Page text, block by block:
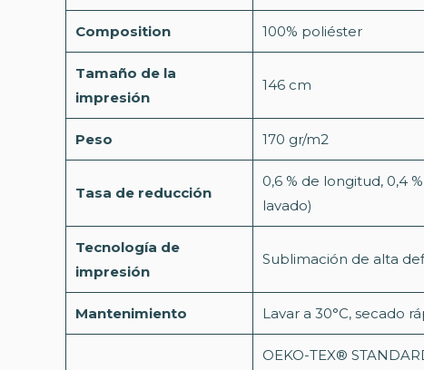
Composition 100% poliéster
Tamaño de la
impresión
146 cm
Peso 170 gr/m2
Tasa de reducción
0,6 % de longitud, 0,4
lavado)
Tecnología de
impresión
Sublimación de alta
Mantenimiento Lavar a 30°C, secado
OEKO-TEX®